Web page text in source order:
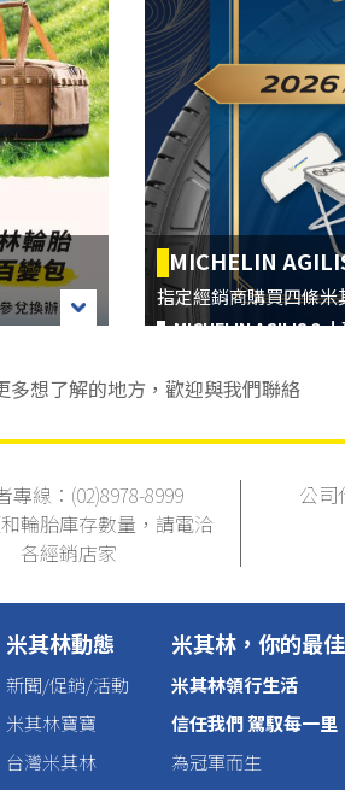
▌活動內容：於指定經銷商購買四條15吋(含)以上米其林輪胎(不含輕卡胎)+完成官方LINE登錄流程，即贈收放自如百變包
對現代人而言，車不只是移動工具，更承載著一家人的需求，也收納著每段旅程中的情緒與節奏。而米其林就是讓車主們從出發到抵達都能舒適到位的最佳夥伴，不論是一個人的放空兜風，還是全家人的週末出走，都能在移動之中，輕鬆拿捏生活的每一刻。
MICHELIN
指定經銷商購買四條米
▌MICHELIN AGILIS 3
活動注意事項
5.活動贈品恕無法指
●活動登錄請至米其
多想了解的地方，歡迎與我們聯絡
專線：(02)8978-8999
輪胎庫存數量，請電洽
各經銷店家
公司
米其林動態
新聞/促銷/活動
米其林寶寶
台灣米其林
米其林，你的最
米其林領行生活
信任我們 駕馭每一里
為冠軍而生